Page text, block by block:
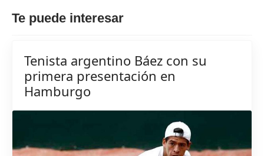
Te puede interesar
Tenista argentino Báez con su
primera presentación en
Hamburgo